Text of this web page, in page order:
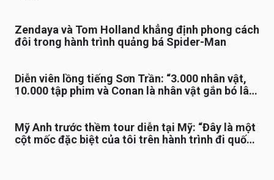
Zendaya và Tom Holland khẳng định phong cách
đôi trong hành trình quảng bá Spider-Man
Diễn viên lồng tiếng Sơn Trần: “3.000 nhân vật,
10.000 tập phim và Conan là nhân vật gắn bó lâu
Mỹ Anh trước thềm tour diễn tại Mỹ: “Đây là một
cột mốc đặc biệt của tôi trên hành trình đi quốc